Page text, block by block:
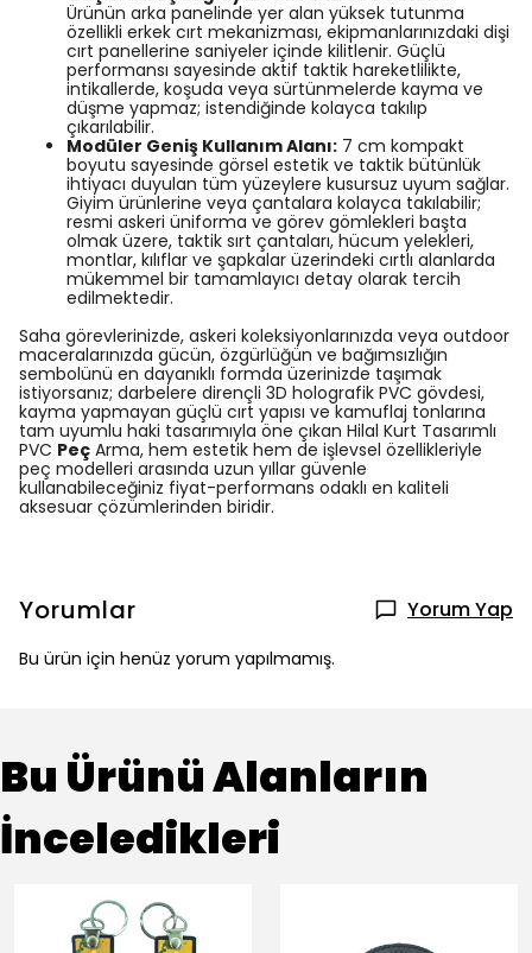
Ürünün arka panelinde yer alan yüksek tutunma
özellikli erkek cırt mekanizması, ekipmanlarınızdaki dişi
cırt panellerine saniyeler içinde kilitlenir. Güçlü
performansı sayesinde aktif taktik hareketlilikte,
intikallerde, koşuda veya sürtünmelerde kayma ve
düşme yapmaz; istendiğinde kolayca takılıp
çıkarılabilir.
Modüler Geniş Kullanım Alanı: 7 cm kompakt
boyutu sayesinde görsel estetik ve taktik bütünlük
ihtiyacı duyulan tüm yüzeylere kusursuz uyum sağlar.
Giyim ürünlerine veya çantalara kolayca takılabilir;
resmi askeri üniforma ve görev gömlekleri başta
olmak üzere, taktik sırt çantaları, hücum yelekleri,
montlar, kılıflar ve şapkalar üzerindeki cırtlı alanlarda
mükemmel bir tamamlayıcı detay olarak tercih
edilmektedir.
Saha görevlerinizde, askeri koleksiyonlarınızda veya outdoor
maceralarınızda gücün, özgürlüğün ve bağımsızlığın
sembolünü en dayanıklı formda üzerinizde taşımak
istiyorsanız; darbelere dirençli 3D holografik PVC gövdesi,
kayma yapmayan güçlü cırt yapısı ve kamuflaj tonlarına
tam uyumlu haki tasarımıyla öne çıkan Hilal Kurt Tasarımlı
PVC Peç Arma, hem estetik hem de işlevsel özellikleriyle
peç modelleri arasında uzun yıllar güvenle
kullanabileceğiniz fiyat-performans odaklı en kaliteli
aksesuar çözümlerinden biridir.
Yorumlar Yorum Yap
Bu ürün için henüz yorum yapılmamış.
Bu Ürünü Alanların
İnceledikleri